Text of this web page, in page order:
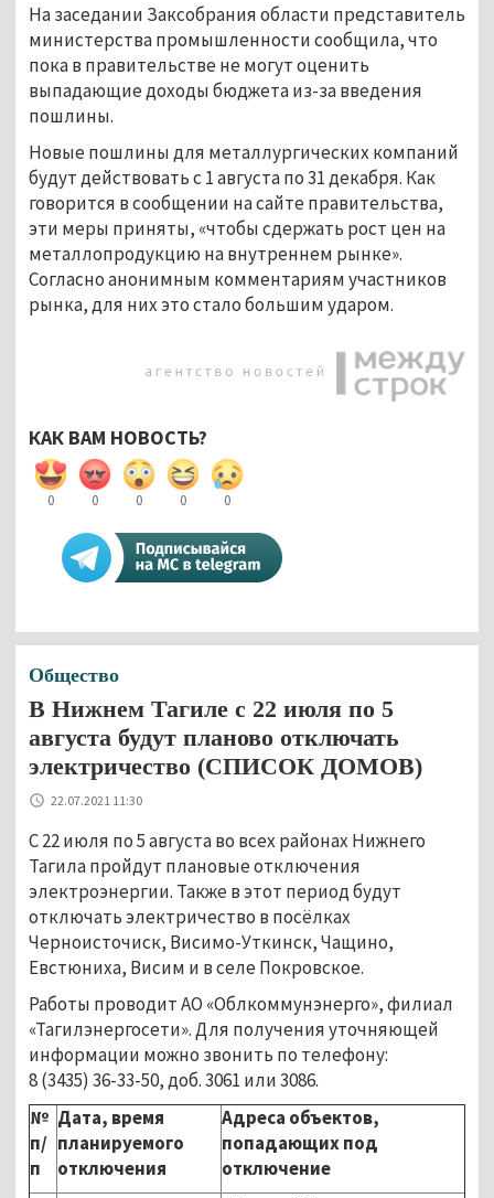
На заседании Заксобрания области представитель
министерства промышленности сообщила, что
пока в правительстве не могут оценить
выпадающие доходы бюджета из-за введения
пошлины.
Новые пошлины для металлургических компаний
будут действовать с 1 августа по 31 декабря. Как
говорится в сообщении на сайте правительства,
эти меры приняты, «чтобы сдержать рост цен на
металлопродукцию на внутреннем рынке».
Согласно анонимным комментариям участников
рынка, для них это стало большим ударом.
КАК ВАМ НОВОСТЬ?
0 0 0 0 0
Общество
В Нижнем Тагиле с 22 июля по 5
августа будут планово отключать
электричество (СПИСОК ДОМОВ)
22.07.2021 11:30
С 22 июля по 5 августа во всех районах Нижнего
Тагила пройдут плановые отключения
электроэнергии. Также в этот период будут
отключать электричество в посёлках
Черноисточиск, Висимо-Уткинск, Чащино,
Евстюниха, Висим и в селе Покровское.
Работы проводит АО «Облкоммунэнерго», филиал
«Тагилэнергосети». Для получения уточняющей
информации можно звонить по телефону:
8 (3435) 36-33-50, доб. 3061 или 3086.
№
п/
п
Дата, время
планируемого
отключения
Адреса объектов,
попадающих под
отключение